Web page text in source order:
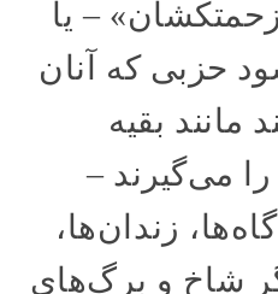
– یا
حزبی که آنان
مانند بقیه
می‌گیرند –
زندان‌ها،
شاخ و برگ‌های